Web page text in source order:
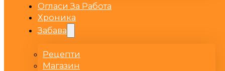
Огласи За Работа
Хроника
Забава
Рецепти
Магазин